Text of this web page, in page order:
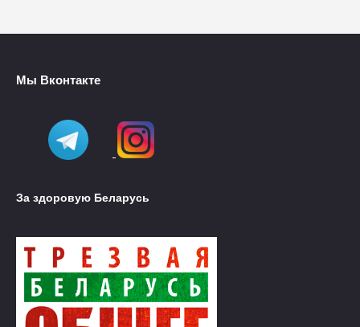
Мы Вконтакте
За здоровую Беларусь